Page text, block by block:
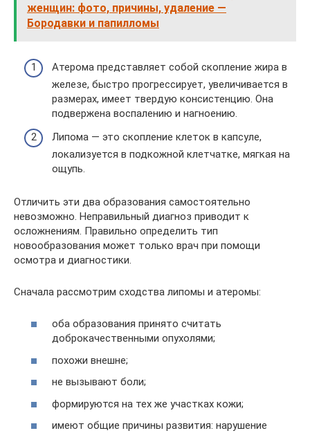
женщин: фото, причины, удаление —
Бородавки и папилломы
Атерома представляет собой скопление жира в
железе, быстро прогрессирует, увеличивается в
размерах, имеет твердую консистенцию. Она
подвержена воспалению и нагноению.
Липома — это скопление клеток в капсуле,
локализуется в подкожной клетчатке, мягкая на
ощупь.
Отличить эти два образования самостоятельно
невозможно. Неправильный диагноз приводит к
осложнениям. Правильно определить тип
новообразования может только врач при помощи
осмотра и диагностики.
Сначала рассмотрим сходства липомы и атеромы:
оба образования принято считать
доброкачественными опухолями;
похожи внешне;
не вызывают боли;
формируются на тех же участках кожи;
имеют общие причины развития: нарушение